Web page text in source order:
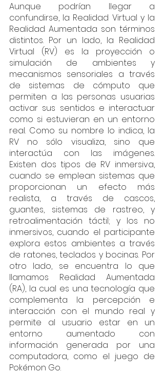
Aunque podrían llegar a
confundirse, la Realidad Virtual y la
Realidad Aumentada son términos
distintos. Por un lado, la Realidad
Virtual (RV) es la proyección o
simulación de ambientes y
mecanismos sensoriales a través
de sistemas de cómputo que
permiten a las personas usuarias
activar sus sentidos e interactuar
como si estuvieran en un entorno
real. Como su nombre lo indica, la
RV no sólo visualiza, sino que
interactúa con las imágenes.
Existen dos tipos de RV inmersiva,
cuando se emplean sistemas que
proporcionan un efecto más
realista, a través de cascos,
guantes, sistemas de rastreo, y
retroalimentación táctil; y los no
inmersivos, cuando el participante
explora estos ambientes a través
de ratones, teclados y bocinas. Por
otro lado, se encuentra lo que
llamamos Realidad Aumentada
(RA), la cual es una tecnología que
complementa la percepción e
interacción con el mundo real y
permite al usuario estar en un
entorno aumentado con
información generada por una
computadora, como el juego de
Pokémon Go.